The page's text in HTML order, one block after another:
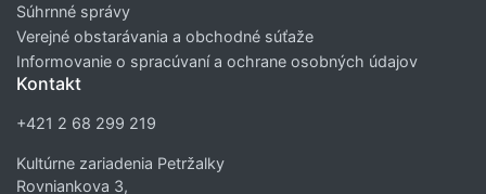
Súhrnné správy
Verejné obstarávania a obchodné súťaže
Informovanie o spracúvaní a ochrane osobných údajov
Kontakt
+421 2 68 299 219
Kultúrne zariadenia Petržalky
Rovniankova 3,